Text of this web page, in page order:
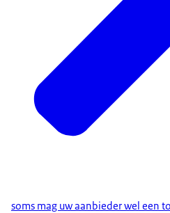
soms mag uw aanbieder wel een